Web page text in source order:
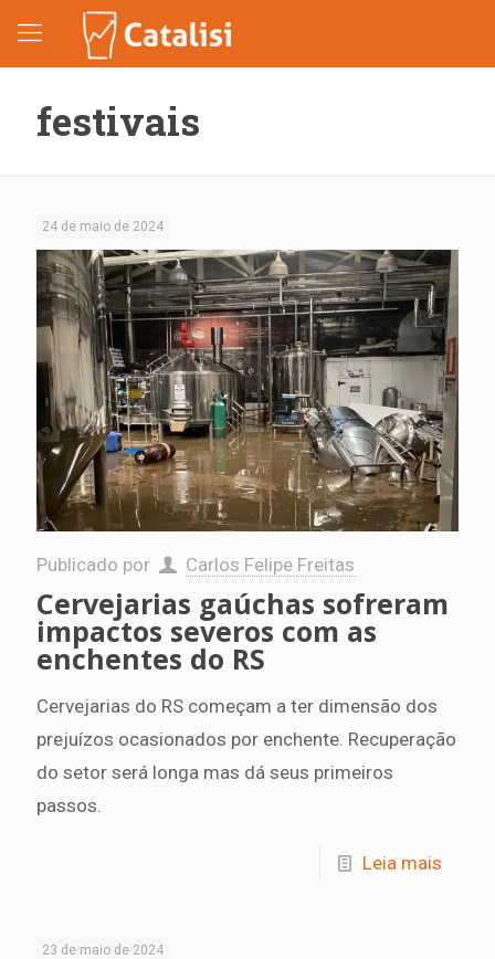
festivais
24 de maio de 2024
Publicado por Carlos Felipe Freitas
Cervejarias gaúchas sofreram
impactos severos com as
enchentes do RS
Cervejarias do RS começam a ter dimensão dos
prejuízos ocasionados por enchente. Recuperação
do setor será longa mas dá seus primeiros
passos.
Leia mais
23 de maio de 2024